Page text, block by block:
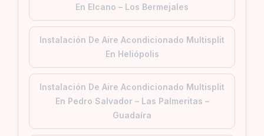
En Elcano – Los Bermejales
Instalación De Aire Acondicionado Multisplit
En Heliópolis
Instalación De Aire Acondicionado Multisplit
En Pedro Salvador – Las Palmeritas –
Guadaíra